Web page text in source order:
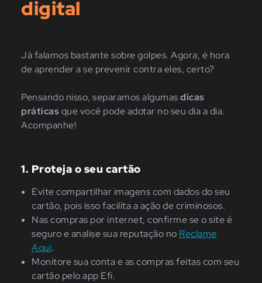
digital
Já falamos bastante sobre golpes. Agora, é hora
de aprender a se prevenir contra eles, certo?
Pensando nisso, separamos algumasdicas
práticasque você pode adotar no seu dia a dia.
Acompanhe!
1. Proteja o seu cartão
Evite compartilhar imagens com dados do seu
cartão, pois isso facilita a ação de criminosos.
Nas compras por internet, confirme se o site é
seguro e analise sua reputação no Reclame
Aqui.
Monitore sua conta e as compras feitas com seu
cartão pelo app Efí.